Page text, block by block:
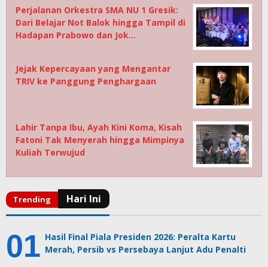
Perjalanan Orkestra SMA NU 1 Gresik:
Dari Belajar Not Balok hingga Tampil di
Hadapan Prabowo dan Jok…
Jejak Kepercayaan yang Mengantar
TRIV ke Panggung Penghargaan
Lahir Tanpa Ibu, Ayah Kini Koma, Kisah
Fatoni Tak Menyerah hingga Mimpinya
Kuliah Terwujud
Hasil Final Piala Presiden 2026: Peralta Kartu
Merah, Persib vs Persebaya Lanjut Adu Penalti